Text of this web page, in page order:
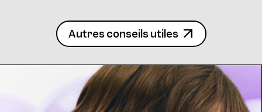
Autres conseils utiles